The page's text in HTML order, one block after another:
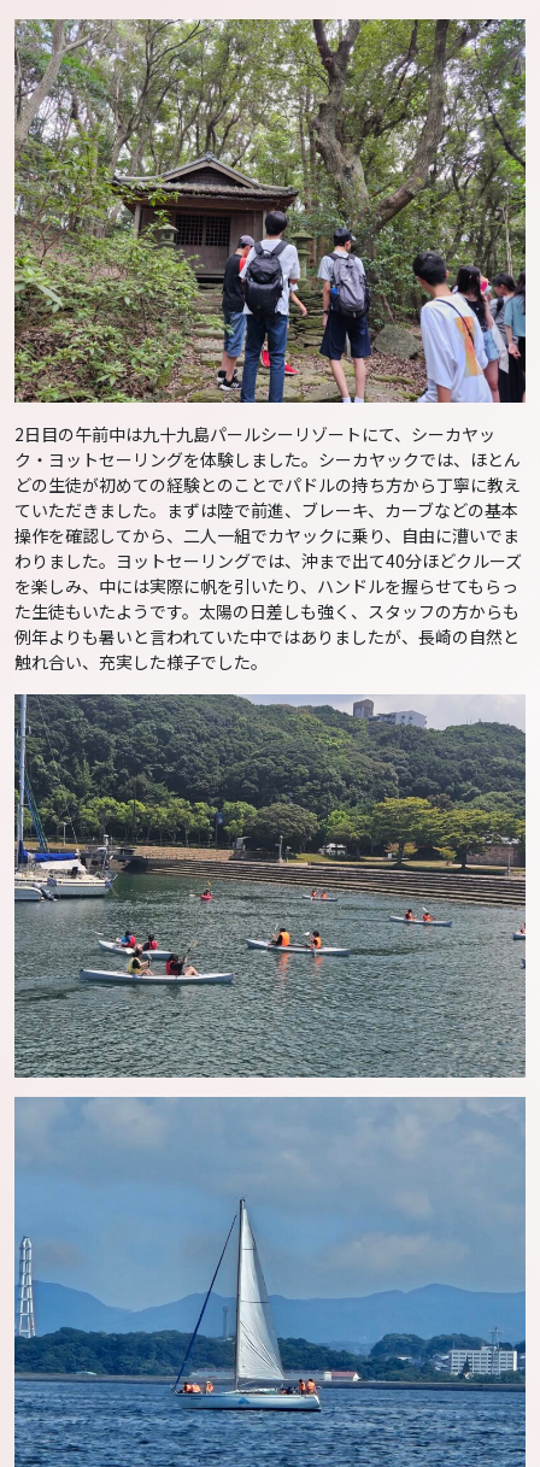
2日目の午前中は九十九島パールシーリゾートにて、シーカヤッ
ク・ヨットセーリングを体験しました。シーカヤックでは、ほとん
どの生徒が初めての経験とのことでパドルの持ち方から丁寧に教え
ていただきました。まずは陸で前進、ブレーキ、カーブなどの基本
操作を確認してから、二人一組でカヤックに乗り、自由に漕いでま
わりました。ヨットセーリングでは、沖まで出て40分ほどクルーズ
を楽しみ、中には実際に帆を引いたり、ハンドルを握らせてもらっ
た生徒もいたようです。太陽の日差しも強く、スタッフの方からも
例年よりも暑いと言われていた中ではありましたが、長崎の自然と
触れ合い、充実した様子でした。